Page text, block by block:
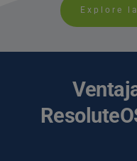
Explore
Ventajas de utilizar